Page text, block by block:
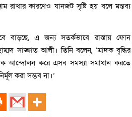
রাখার কারণেও যানজট সৃষ্টি হয় বলে মন্তব্য
বাড়ছে, এ জন্য সতর্কভাবে রাস্তায় ফোন
সাজ্জাত আলী। তিনি বলেন, ‘মাদক বৃদ্ধির
আন্দোলন করে এসব সমস্যা সমাধান করতে
করা সম্ভব না।’